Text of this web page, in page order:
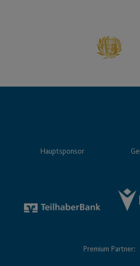
Hauptsponsor
Premium Partner: